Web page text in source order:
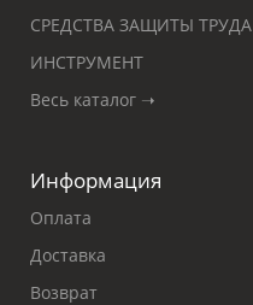
СРЕДСТВА ЗАЩИТЫ ТРУДА
ИНСТРУМЕНТ
Весь каталог ➝
Информация
Оплата
Доставка
Возврат